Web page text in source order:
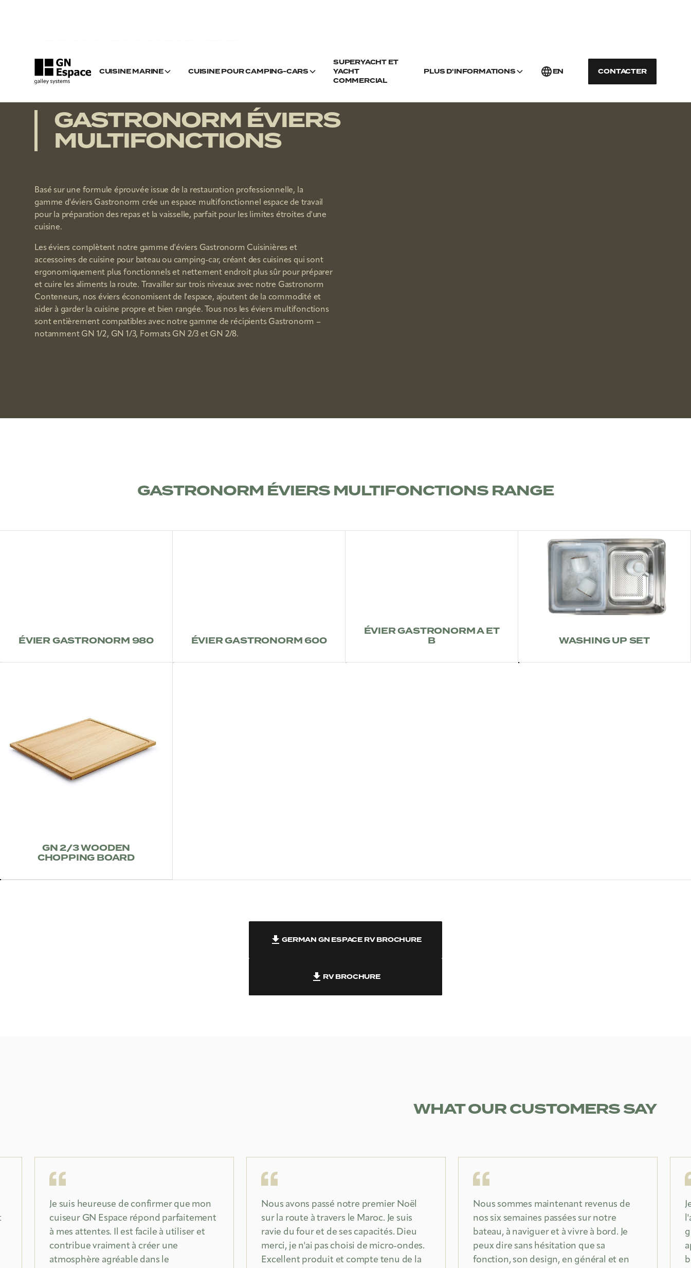
CUISINE MARINE CUISINE POUR CAMPING-CARS
SUPERYACHT ET
YACHT
COMMERCIAL
PLUS D'INFORMATIONS EN CONTACTER
GASTRONORM ÉVIERS
MULTIFONCTIONS
Basé sur une formule éprouvée issue de la restauration professionnelle, la
gamme d'éviers Gastronorm crée un espace multifonctionnel espace de travail
pour la préparation des repas et la vaisselle, parfait pour les limites étroites d'une
cuisine.
Les éviers complètent notre gamme d'éviers Gastronorm Cuisinières et
accessoires de cuisine pour bateau ou camping-car, créant des cuisines qui sont
ergonomiquement plus fonctionnels et nettement endroit plus sûr pour préparer
et cuire les aliments la route. Travailler sur trois niveaux avec notre Gastronorm
Conteneurs, nos éviers économisent de l'espace, ajoutent de la commodité et
aider à garder la cuisine propre et bien rangée. Tous nos les éviers multifonctions
sont entièrement compatibles avec notre gamme de récipients Gastronorm –
notamment GN 1/2, GN 1/3, Formats GN 2/3 et GN 2/8.
GASTRONORM ÉVIERS MULTIFONCTIONS RANGE
ÉVIER GASTRONORM 980 ÉVIER GASTRONORM 600
ÉVIER GASTRONORM A ET
B WASHING UP SET
GN 2/3 WOODEN
CHOPPING BOARD
GERMAN GN ESPACE RV BROCHURE
RV BROCHURE
WHAT OUR CUSTOMERS SAY
Je suis heureuse de confirmer que mon
cuiseur GN Espace répond parfaitement
à mes attentes. Il est facile à utiliser et
contribue vraiment à créer une
atmosphère agréable dans le
Nous avons passé notre premier Noël
sur la route à travers le Maroc. Je suis
ravie du four et de ses capacités. Dieu
merci, je n'ai pas choisi de micro-ondes.
Excellent produit et compte tenu de la
Nous sommes maintenant revenus de
nos six semaines passées sur notre
bateau, à naviguer et à vivre à bord. Je
peux dire sans hésitation que sa
fonction, son design, en général et en